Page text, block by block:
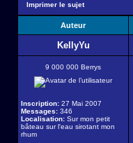
Imprimer le sujet
Auteur
KellyYu
9 000 000 Berrys
Inscription: 27 Mai 2007
Messages: 346
Localisation: Sur mon petit
bâteau sur l'eau sirotant mon
rhum